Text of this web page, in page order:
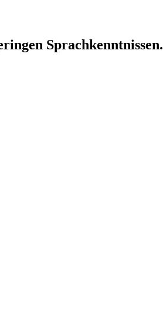
Sprachkenntnissen.